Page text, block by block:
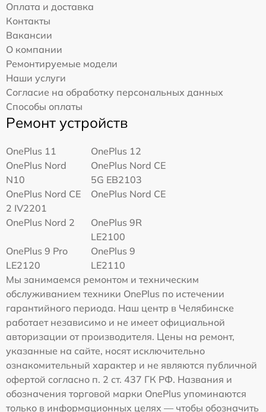
Оплата и доставка
Контакты
Вакансии
О компании
Ремонтируемые модели
Наши услуги
Согласие на обработку персональных данных
Способы оплаты
Ремонт устройств
OnePlus 11
OnePlus 12
OnePlus Nord
N10
OnePlus Nord CE
5G EB2103
OnePlus Nord CE
2 IV2201
OnePlus Nord CE
OnePlus Nord 2
OnePlus 9R
LE2100
OnePlus 9 Pro
LE2120
OnePlus 9
LE2110
Мы занимаемся ремонтом и техническим
обслуживанием техники OnePlus по истечении
гарантийного периода. Наш центр в Челябинске
работает независимо и не имеет официальной
авторизации от производителя. Цены на ремонт,
указанные на сайте, носят исключительно
ознакомительный характер и не являются публичной
офертой согласно п. 2 ст. 437 ГК РФ. Названия и
обозначения торговой марки OnePlus упоминаются
только в информационных целях — чтобы обозначить